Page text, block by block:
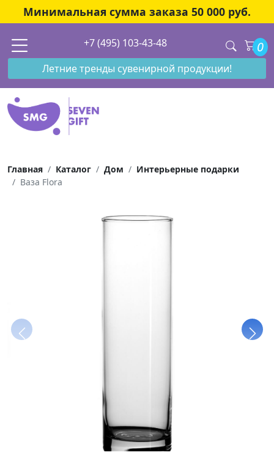
Минимальная сумма заказа 50 000 руб.
+7 (495) 103-43-48 0
Летние тренды сувенирной продукции!
Главная Каталог Дом
Интерьерные подарки
Ваза Flora